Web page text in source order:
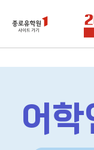
어학